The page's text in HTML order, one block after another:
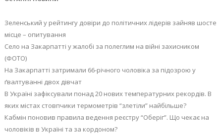
Зеленський у рейтингу довіри до політичних лідерів зайняв шосте
місце – опитування
Село на Закарпатті у жалобі за полеглим на війні захисником
(ФОТО)
На Закарпатті затримали 66-річного чоловіка за підозрою у
ґвалтуванні двох дівчат
В Україні зафіксували понад 20 нових температурних рекордів. В
яких містах стовпчики термометрів “злетіли” найбільше?
Кабмін поновив правила ведення реєстру “Оберіг”. Що чекає на
чоловіків в Україні та за кордоном?